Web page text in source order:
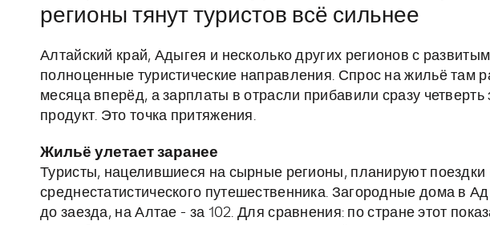
регионы тянут туристов всё сильнее
Алтайский край, Адыгея и несколько других регионов с
полноценные туристические направления. Спрос на жильё там
месяца вперёд, а зарплаты в отрасли прибавили сразу
продукт. Это точка притяжения.
Жильё улетает заранее
Туристы, нацелившиеся на сырные регионы, планируют поездки
среднестатистического путешественника. Загородные дома в
до заезда, на Алтае - за 102. Для сравнения: по стране этот